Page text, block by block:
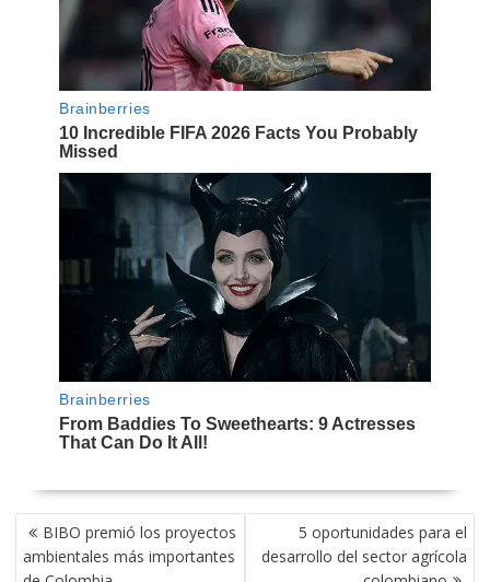
NAVEGACIÓN
DE
ENTRADAS
BIBO premió los proyectos
ambientales más importantes
5 oportunidades para el
desarrollo del sector agrícola